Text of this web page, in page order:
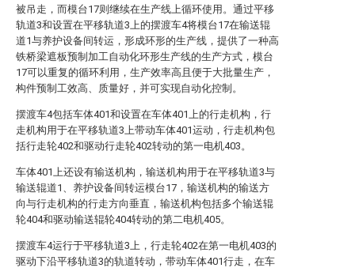
被吊走，而模台17则继续在生产线上循环使用。通过平移
轨道3和设置在平移轨道3上的摆渡车4将模台17在输送辊
道1与养护设备间转运，形成环形的生产线，提供了一种高
铁桥梁遮板预制加工自动化环形生产线的生产方式，模台
17可以重复的循环利用，生产效率高且便于大批量生产，
构件预制工效高、质量好，并可实现自动化控制。
摆渡车4包括车体401和设置在车体401上的行走机构，行
走机构用于在平移轨道3上带动车体401运动，行走机构包
括行走轮402和驱动行走轮402转动的第一电机403。
车体401上还设有输送机构，输送机构用于在平移轨道3与
输送辊道1、养护设备间转运模台17，输送机构的输送方
向与行走机构的行走方向垂直，输送机构包括多个输送辊
轮404和驱动输送辊轮404转动的第二电机405。
摆渡车4运行于平移轨道3上，行走轮402在第一电机403的
驱动下沿平移轨道3的轨道转动，带动车体401行走，在车